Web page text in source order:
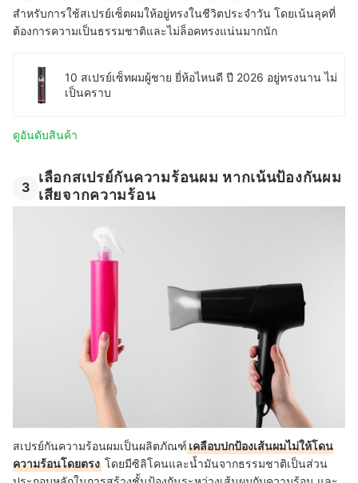
สำหรับการใช้สเปรย์เซ็ตผมให้อยู่ทรงในชีวิตประจำวัน โดยเน้นลุคที่
ต้องการความเป็นธรรมชาติและไม่ล็อคทรงแน่นมากนัก
10 สเปรย์เซ็ทผมผู้ชาย ยี่ห้อไหนดี ปี 2026 อยู่ทรงนาน ไม่
เป็นคราบ
ดูอันดับสินค้า
3
เลือกสเปรย์กันความร้อนผม หากเน้นป้องกันผม
เสียจากความร้อน
สเปรย์กันความร้อนผมเป็นผลิตภัณฑ์เคลือบปกป้องเส้นผมไม่ให้โดน
ความร้อนโดยตรง โดยมีซิลิโคนและน้ำมันจากธรรมชาติเป็นส่วน